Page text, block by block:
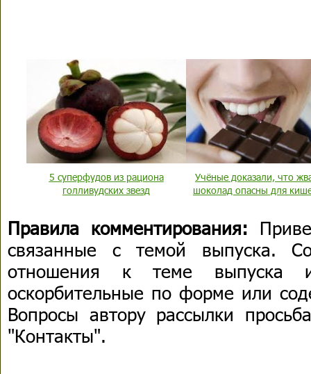
5 суперфудов из рациона
голливудских звезд
Учёные доказали, что
шоколад опасны для
Правила комментирования:
связанные с темой выпуска.
отношения к теме выпуска
оскорбительные по форме или
Вопросы автору рассылки
"Контакты".